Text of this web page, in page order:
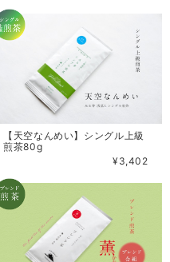
【天空なんめい】シングル上級
煎茶80g
¥3,402